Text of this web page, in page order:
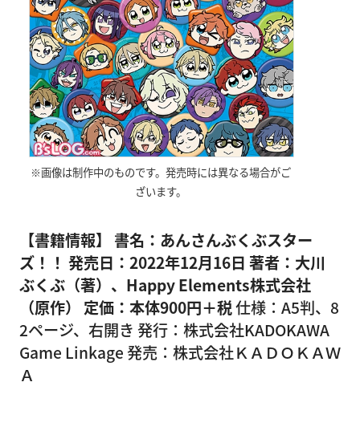
※画像は制作中のものです。発売時には異なる場合がご
ざいます。
【書籍情報】
書名：あんさんぶくぶスター
ズ！！ 発売日：2022年12月16日 著者：大川
ぶくぶ（著）、Happy Elements株式会社
（原作） 定価：本体900円＋税仕様：A5判、8
2ページ、右開き 発行：株式会社KADOKAWA
Game Linkage 発売：株式会社ＫＡＤＯＫＡＷ
Ａ